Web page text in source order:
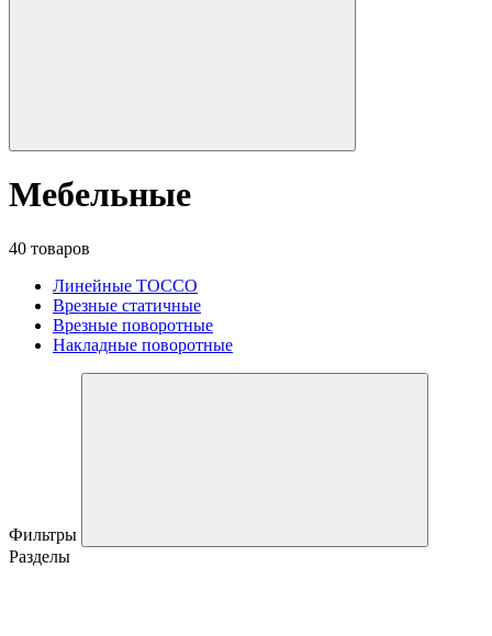
Мебельные
40 товаров
Линейные TOCCO
Врезные статичные
Врезные поворотные
Накладные поворотные
Фильтры
Разделы